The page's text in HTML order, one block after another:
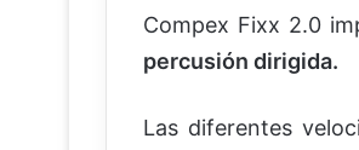
Compex Fixx 2.0
percusión dirigida.
Las diferentes